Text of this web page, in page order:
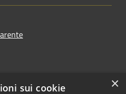
×
sui cookie